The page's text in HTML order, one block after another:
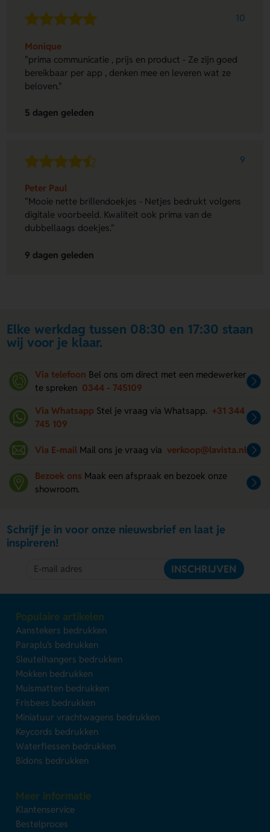
10
Monique
"prima communicatie , prijs en product - Ze zijn goed
bereikbaar per app , denken mee en leveren wat ze
beloven."
5 dagen geleden
9
Peter Paul
"Mooie nette brillendoekjes - Netjes bedrukt volgens
digitale voorbeeld. Kwaliteit ook prima van de
dubbellaags doekjes."
9 dagen geleden
Elke werkdag tussen 08:30 en 17:30 staan
wij voor je klaar.
Via telefoon Bel ons om direct met een medewerker
te spreken 0344 - 745109
Via Whatsapp Stel je vraag via Whatsapp. +31 344
745 109
Via E-mail Mail ons je vraag via verkoop@lavista.nl
Bezoek ons Maak een afspraak en bezoek onze
showroom.
Schrijf je in voor onze nieuwsbrief en laat je
inspireren!
INSCHRIJVEN
Populaire artikelen
Aanstekers bedrukken
Paraplu's bedrukken
Sleutelhangers bedrukken
Mokken bedrukken
Muismatten bedrukken
Frisbees bedrukken
Miniatuur vrachtwagens bedrukken
Keycords bedrukken
Waterflessen bedrukken
Bidons bedrukken
Meer informatie
Klantenservice
Bestelproces